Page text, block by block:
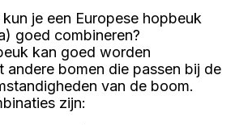
je een Europese hopbeuk
goed combineren?
kan goed worden
andere bomen die passen bij de
van de boom.
zijn: